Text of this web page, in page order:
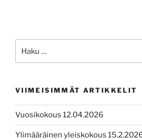
VIIMEISIMMÄT ARTIKKELIT
Vuosikokous 12.04.2026
Ylimääräinen yleiskokous